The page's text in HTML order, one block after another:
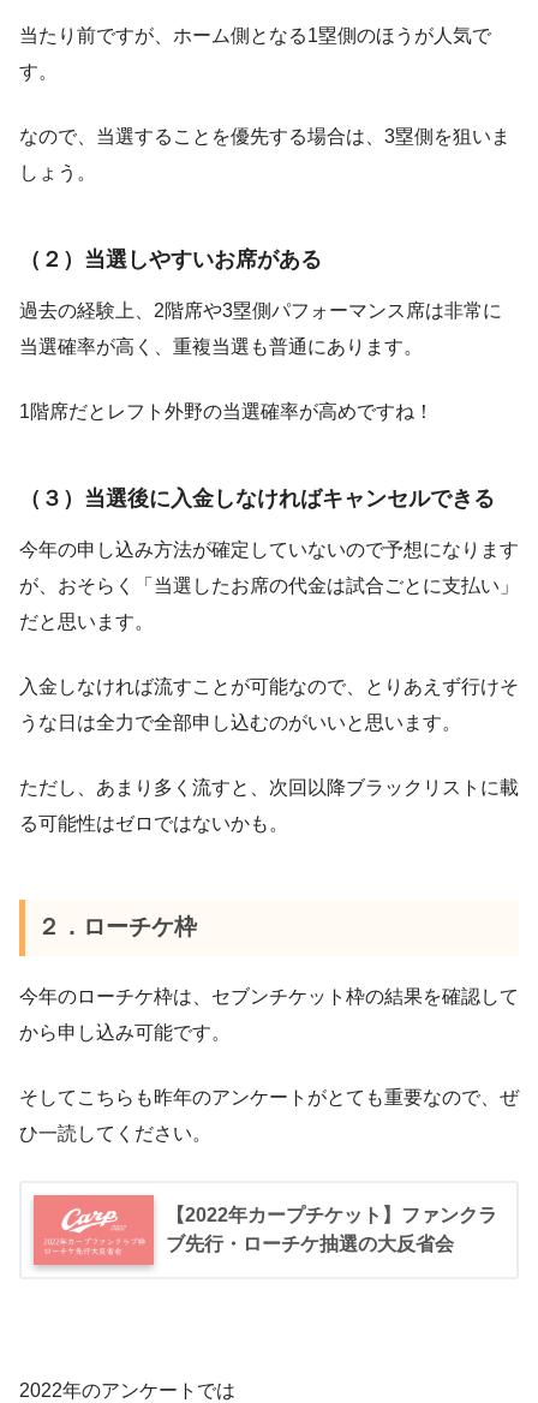
当たり前ですが、ホーム側となる1塁側のほうが人気で
す。
なので、当選することを優先する場合は、3塁側を狙いま
しょう。
（２）当選しやすいお席がある
過去の経験上、2階席や3塁側パフォーマンス席は非常に
当選確率が高く、重複当選も普通にあります。
1階席だとレフト外野の当選確率が高めですね！
（３）当選後に入金しなければキャンセルできる
今年の申し込み方法が確定していないので予想になります
が、おそらく「当選したお席の代金は試合ごとに支払い」
だと思います。
入金しなければ流すことが可能なので、とりあえず行けそ
うな日は全力で全部申し込むのがいいと思います。
ただし、あまり多く流すと、次回以降ブラックリストに載
る可能性はゼロではないかも。
２．ローチケ枠
今年のローチケ枠は、セブンチケット枠の結果を確認して
から申し込み可能です。
そしてこちらも昨年のアンケートがとても重要なので、ぜ
ひ一読してください。
【2022年カープチケット】ファンクラ
ブ先行・ローチケ抽選の大反省会
2022年のアンケートでは